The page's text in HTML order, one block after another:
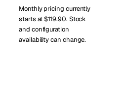
Monthly pricing currently
starts at $119.90. Stock
and configuration
availability can change.